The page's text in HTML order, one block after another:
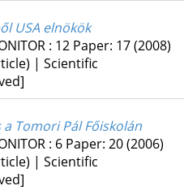
USA elnökök
: 12 Paper: 17(2008)
| Scientific
a Tomori Pál Főiskolán
: 6 Paper: 20(2006)
| Scientific